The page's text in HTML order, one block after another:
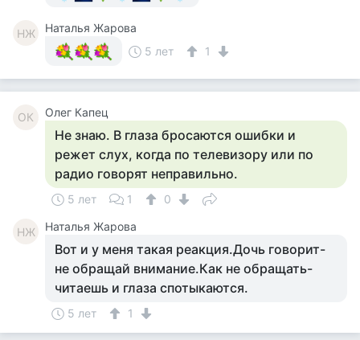
НЖ
Наталья Жарова
5 лет
1
ОК Олег Капец
Не знаю. В глаза бросаются ошибки и
режет слух, когда по телевизору или по
радио говорят неправильно.
5 лет 1 0
НЖ Наталья Жарова
Вот и у меня такая реакция.Дочь говорит-
не обращай внимание.Как не обращать-
читаешь и глаза спотыкаются.
5 лет 1